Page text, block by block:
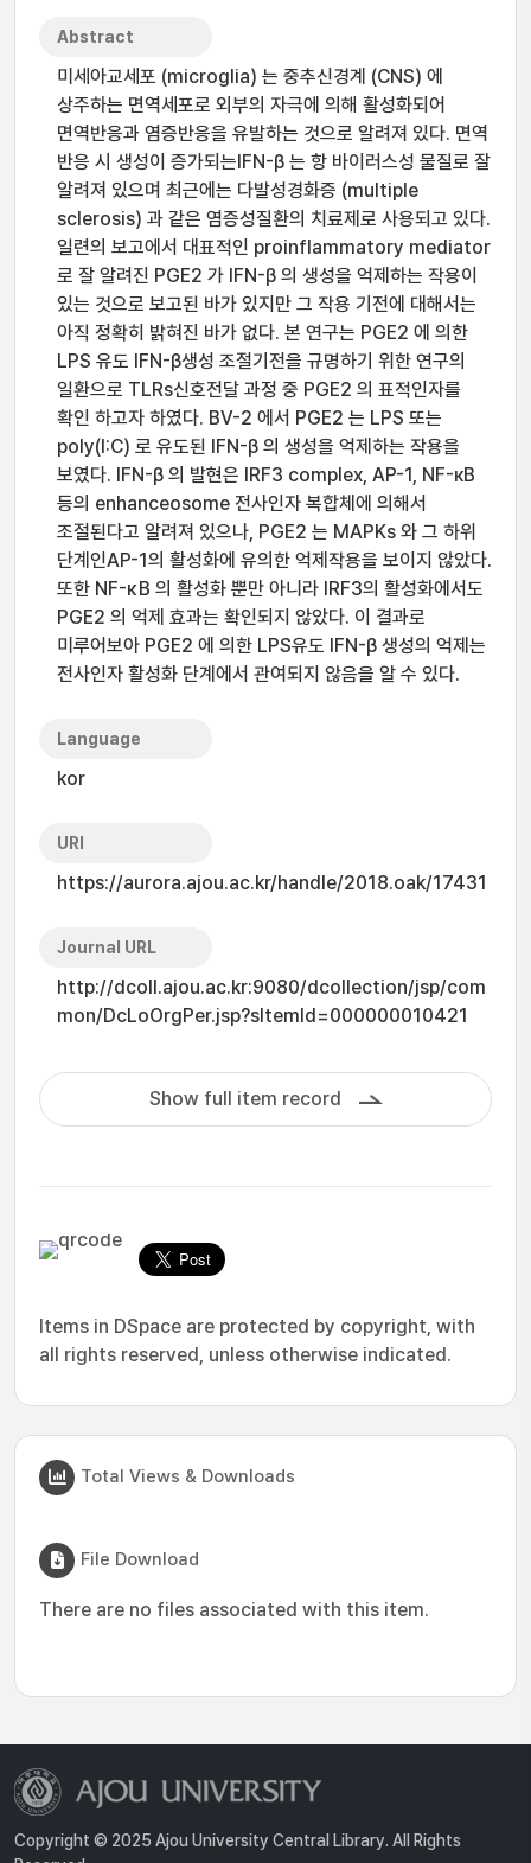
Abstract
미세아교세포 (microglia) 는 중추신경계 (CNS) 에
상주하는 면역세포로 외부의 자극에 의해 활성화되어
면역반응과 염증반응을 유발하는 것으로 알려져 있다. 면역
반응 시 생성이 증가되는IFN-β 는 항 바이러스성 물질로 잘
알려져 있으며 최근에는 다발성경화증 (multiple
sclerosis) 과 같은 염증성질환의 치료제로 사용되고 있다.
일련의 보고에서 대표적인 proinflammatory mediator
로 잘 알려진 PGE2 가 IFN-β 의 생성을 억제하는 작용이
있는 것으로 보고된 바가 있지만 그 작용 기전에 대해서는
아직 정확히 밝혀진 바가 없다. 본 연구는 PGE2 에 의한
LPS 유도 IFN-β생성 조절기전을 규명하기 위한 연구의
일환으로 TLRs신호전달 과정 중 PGE2 의 표적인자를
확인 하고자 하였다. BV-2 에서 PGE2 는 LPS 또는
poly(I:C) 로 유도된 IFN-β 의 생성을 억제하는 작용을
보였다. IFN-β 의 발현은 IRF3 complex, AP-1, NF-кB
등의 enhanceosome 전사인자 복합체에 의해서
조절된다고 알려져 있으나, PGE2 는 MAPKs 와 그 하위
단계인AP-1의 활성화에 유의한 억제작용을 보이지 않았다.
또한 NF-κB 의 활성화 뿐만 아니라 IRF3의 활성화에서도
PGE2 의 억제 효과는 확인되지 않았다. 이 결과로
미루어보아 PGE2 에 의한 LPS유도 IFN-β 생성의 억제는
전사인자 활성화 단계에서 관여되지 않음을 알 수 있다.
Language
kor
URI
https://aurora.ajou.ac.kr/handle/2018.oak/17431
Journal URL
http://dcoll.ajou.ac.kr:9080/dcollection/jsp/com
mon/DcLoOrgPer.jsp?sItemId=000000010421
Show full item record
Items in DSpace are protected by copyright, with
all rights reserved, unless otherwise indicated.
Total Views & Downloads
File Download
There are no files associated with this item.
Copyright © 2025 Ajou University Central Library. All Rights